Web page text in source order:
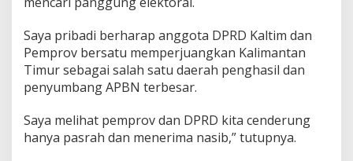
Saya pribadi berharap anggota DPRD Kaltim dan
Pemprov bersatu memperjuangkan Kalimantan
Timur sebagai salah satu daerah penghasil dan
penyumbang APBN terbesar.
Saya melihat pemprov dan DPRD kita cenderung
hanya pasrah dan menerima nasib,” tutupnya.